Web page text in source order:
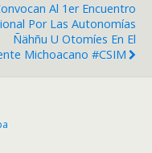
Al 1er Encuentro
Por Las Autonomías
Ñähñu U Otomíes En El
Michoacano #CSIM